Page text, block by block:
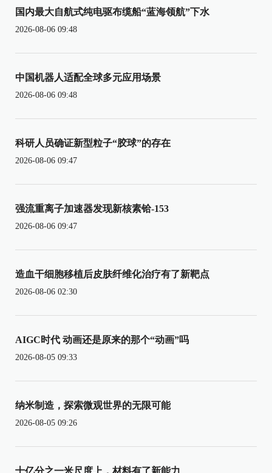
国内最大自航式纯电驱布缆船“蓝海领航”下水
2026-08-06 09:48
中国机器人适配全球多元应用场景
2026-08-06 09:48
科研人员确证新型粒子“胶球”的存在
2026-08-06 09:47
强流重离子加速器发现新核素铪-153
2026-08-06 09:47
造血干细胞移植后皮肤纤维化治疗有了新靶点
2026-08-06 02:30
AIGC时代 动画还是原来的那个“动画”吗
2026-08-05 09:33
纳米制造，探索微观世界的无限可能
2026-08-05 09:26
十亿分之一米尺度上，材料有了新能力